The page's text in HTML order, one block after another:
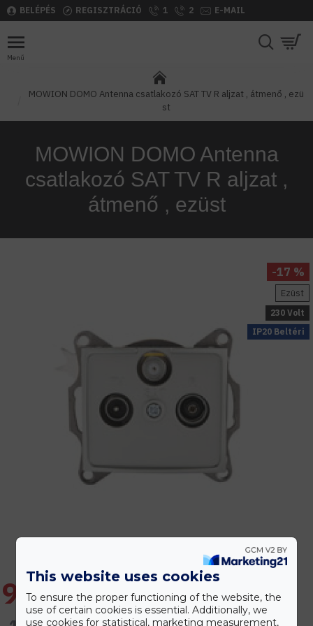
BELÉPÉS REGISZTRÁCIÓ 1 2 E-MAIL
MOWION DOMO Antenna csatlakozó SAT TV R aljzat , átmenő , ezü
st
MOWION DOMO Antenna
csatlakozó SAT TV R aljzat ,
átmenő , ezüst
IP20 Beltéri
Ezüst
230 Volt
-17 %
9.050 Ft
This website uses cookies
To ensure the proper functioning of the website, the
use of certain cookies is essential. Additionally, we
use cookies for statistical, marketing measurement,